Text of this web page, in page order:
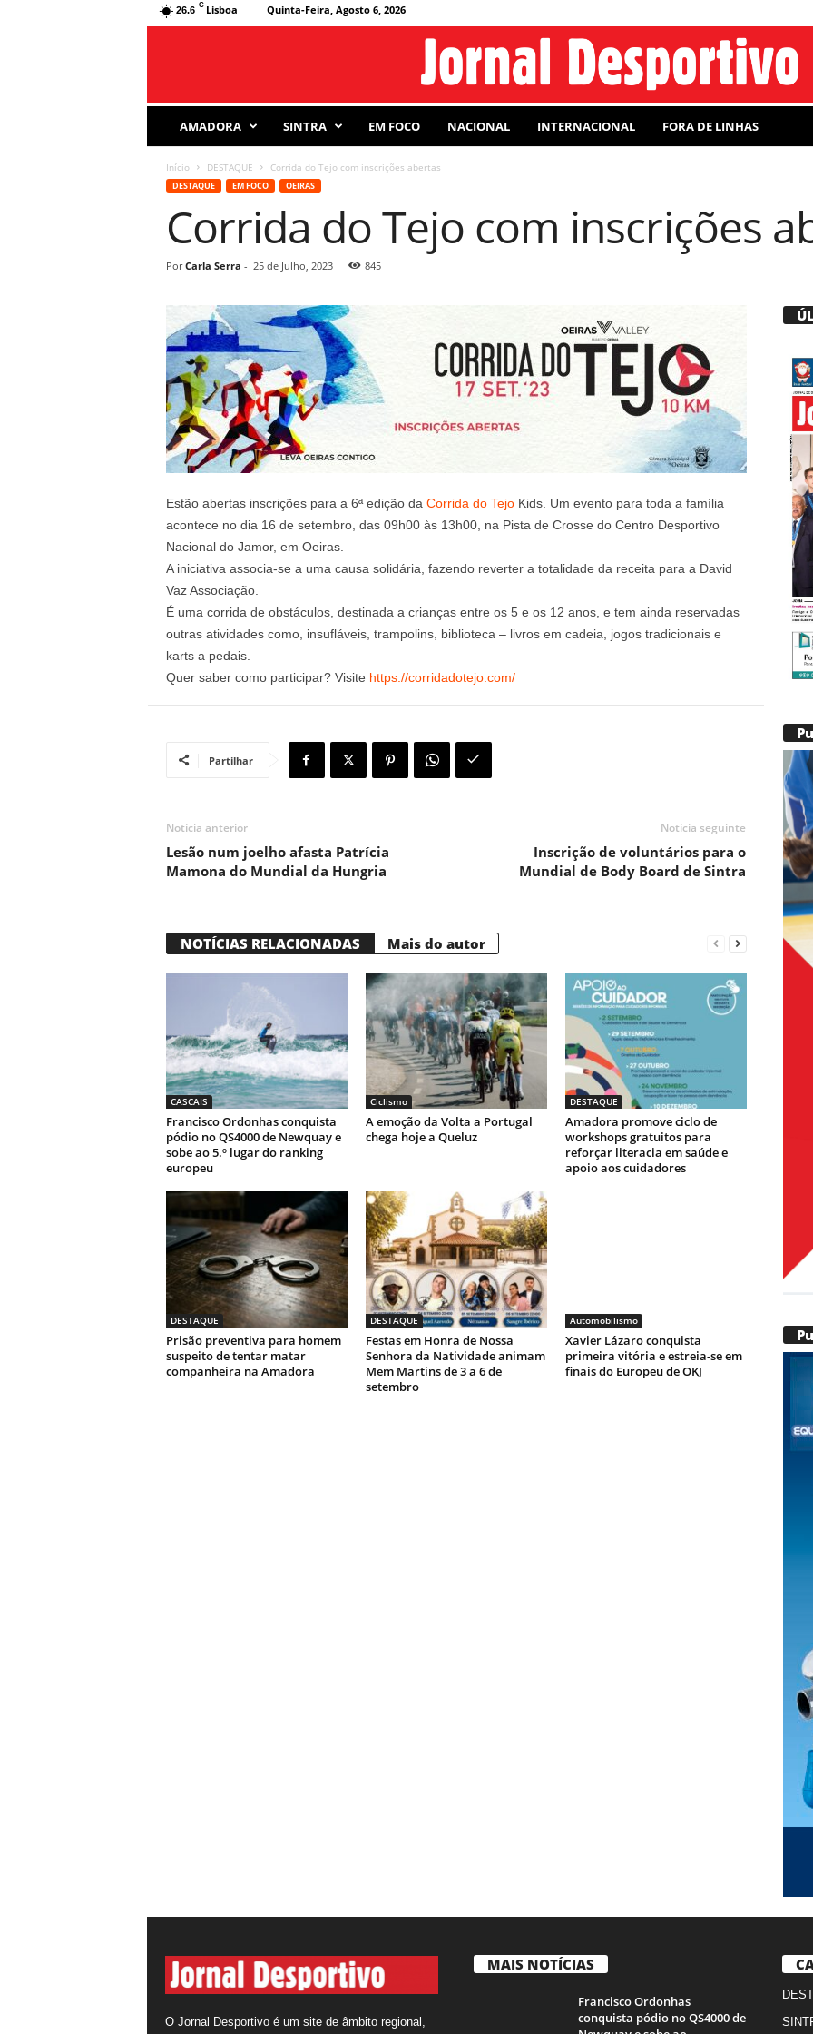
26.6 C Lisboa Quinta-Feira, Agosto 6, 2026
r
AMADORA SINTRA EM FOCO NACIONAL INTERNACIONAL FORA DE LINHAS
Início DESTAQUE Corrida do Tejo com inscrições abertas
DESTAQUE EM FOCO OEIRAS
Corrida do Tejo com inscrições
Por Carla Serra - 25 de Julho, 2023 845
Estão abertas inscrições para a 6ª edição da Corrida do TejoKids. Um evento para toda a família
acontece no dia 16 de setembro, das 09h00 às 13h00, na Pista de Crosse do Centro Desportivo
Nacional do Jamor, em Oeiras.
A iniciativa associa-se a uma causa solidária, fazendo reverter a totalidade da receita para a David
Vaz Associação.
É uma corrida de obstáculos, destinada a crianças entre os 5 e os 12 anos, e tem ainda reservadas
outras atividades como, insufláveis, trampolins, biblioteca – livros em cadeia, jogos tradicionais e
karts a pedais.
Quer saber como participar? Visite https://corridadotejo.com/
Partilhar
Notícia anterior
Lesão num joelho afasta Patrícia
Mamona do Mundial da Hungria
Notícia seguinte
Inscrição de voluntários para o
Mundial de Body Board de Sintra
NOTÍCIAS RELACIONADAS Mais do autor
CASCAIS
Francisco Ordonhas conquista
pódio no QS4000 de Newquay e
sobe ao 5.º lugar do ranking
europeu
Ciclismo
A emoção da Volta a Portugal
chega hoje a Queluz
DESTAQUE
Amadora promove ciclo de
workshops gratuitos para
reforçar literacia em saúde e
apoio aos cuidadores
DESTAQUE
Prisão preventiva para homem
suspeito de tentar matar
companheira na Amadora
DESTAQUE
Festas em Honra de Nossa
Senhora da Natividade animam
Mem Martins de 3 a 6 de
setembro
Automobilismo
Xavier Lázaro conquista
primeira vitória e estreia-se em
finais do Europeu de OKJ
O Jornal Desportivo é um site de âmbito regional,
MAIS NOTÍCIAS
Francisco Ordonhas
conquista pódio no QS4000 de